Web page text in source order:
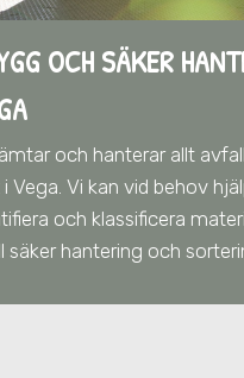
OCH SÄKER
och hanterar allt
i Vega. Vi kan vid behov
och klassificera
säker hantering och